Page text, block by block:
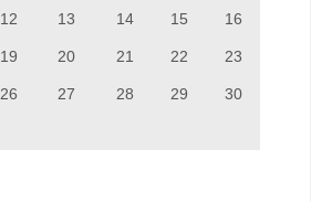
12 13 14 15 16
19 20 21 22 23
26 27 28 29 30